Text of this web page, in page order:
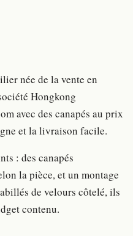
née de la vente en
Hongkong
avec des canapés au prix
et la livraison facile.
: des canapés
la pièce, et un montage
de velours côtelé, ils
contenu.